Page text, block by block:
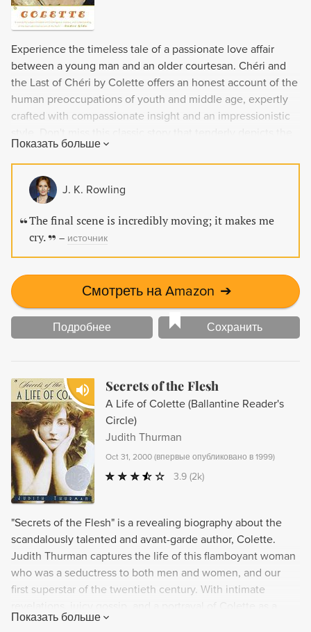
Experience the timeless tale of a passionate love affair
between a young man and an older courtesan. Chéri and
the Last of Chéri by Colette offers an honest account of the
human preoccupations of youth and middle age, expertly
crafted with compassionate insight and an impressionistic
devotion that stems from desire.
Показать больше
J. K. Rowling
The final scene is incredibly moving; it makes me
cry.
– источник
Смотреть на Amazon ➔
Подробнее Сохранить
Secrets of the Flesh
A Life of Colette (Ballantine Reader's
Circle)
Judith Thurman
Oct 31, 2000 (впервые опубликовано в 1999)
3.9 (2k)
"Secrets of the Flesh" is a revealing biography about the
scandalously talented and avant-garde author, Colette.
Judith Thurman captures the life of this flamboyant woman
who was a seductress to both men and women, and our
first superstar of the twentieth century. With intimate
fierce and modern woman, this book offers readers an
Показать больше